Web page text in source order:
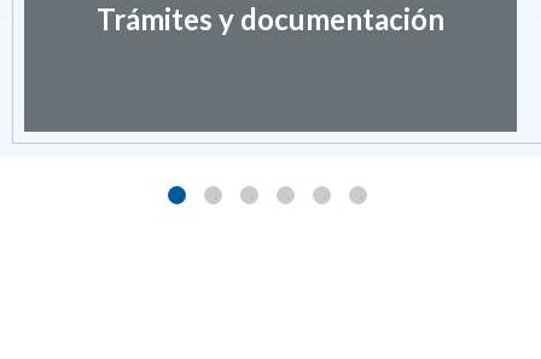
Trámites y documentación